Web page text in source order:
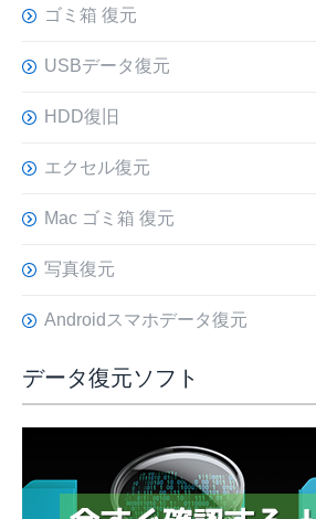
ゴミ箱 復元
USBデータ復元
HDD復旧
エクセル復元
Mac ゴミ箱 復元
写真復元
Androidスマホデータ復元
データ復元ソフト